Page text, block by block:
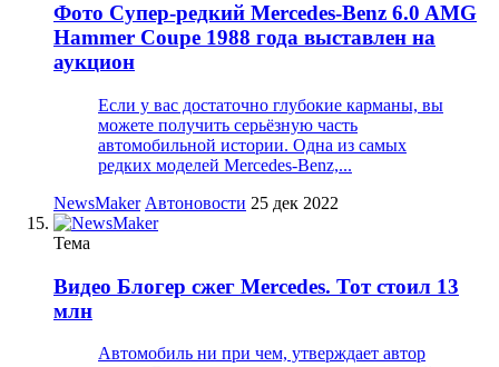
Фото Супер-редкий Mercedes-Benz 6.0 AMG
Hammer Coupe 1988 года выставлен на
аукцион
Если у вас достаточно глубокие карманы, вы
можете получить серьёзную часть
автомобильной истории. Одна из самых
редких моделей Mercedes-Benz,...
NewsMaker Автоновости 25 дек 2022
Тема
Видео Блогер сжег Mercedes. Тот стоил 13
млн
Автомобиль ни при чем, утверждает автор